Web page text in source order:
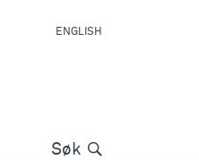
ENGLISH
Søk Søk